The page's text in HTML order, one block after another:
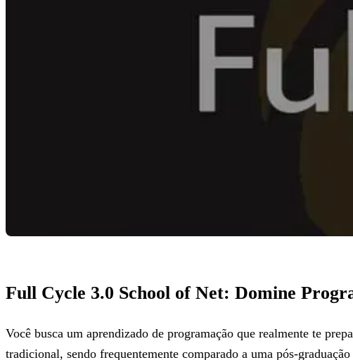
Full Cycle 3.0 School of Net: Domine
Você busca um aprendizado de programação que realmente te
tradicional, sendo frequentemente comparado a uma pós-